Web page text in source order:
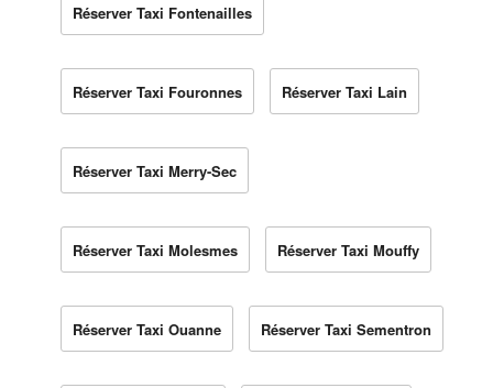
Réserver Taxi Fontenailles
Réserver Taxi Fouronnes Réserver Taxi Lain
Réserver Taxi Merry-Sec
Réserver Taxi Molesmes Réserver Taxi Mouffy
Réserver Taxi Ouanne Réserver Taxi Sementron